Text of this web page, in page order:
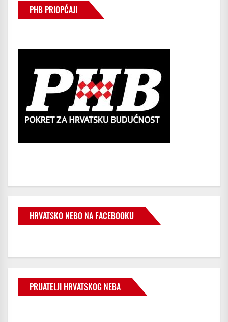
PHB PRIOPĆAJI
HRVATSKO NEBO NA FACEBOOKU
PRIJATELJI HRVATSKOG NEBA